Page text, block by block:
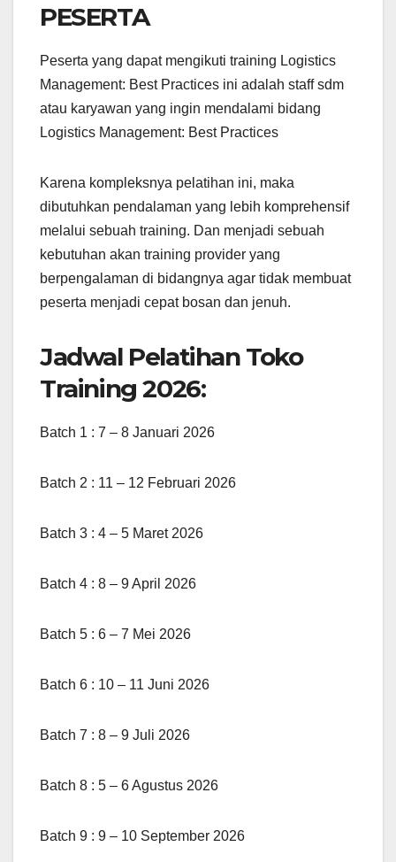
PESERTA
Peserta yang dapat mengikuti training Logistics
Management: Best Practices ini adalah staff sdm
atau karyawan yang ingin mendalami bidang
Logistics Management: Best Practices
Karena kompleksnya pelatihan ini, maka
dibutuhkan pendalaman yang lebih komprehensif
melalui sebuah training. Dan menjadi sebuah
kebutuhan akan training provider yang
berpengalaman di bidangnya agar tidak membuat
peserta menjadi cepat bosan dan jenuh.
Jadwal Pelatihan Toko
Training 2026:
Batch 1 : 7 – 8 Januari 2026
Batch 2 : 11 – 12 Februari 2026
Batch 3 : 4 – 5 Maret 2026
Batch 4 : 8 – 9 April 2026
Batch 5 : 6 – 7 Mei 2026
Batch 6 : 10 – 11 Juni 2026
Batch 7 : 8 – 9 Juli 2026
Batch 8 : 5 – 6 Agustus 2026
Batch 9 : 9 – 10 September 2026